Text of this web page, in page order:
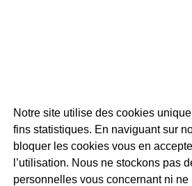
Notre site utilise des cookies
fins statistiques. En naviguant sur
bloquer les cookies vous en
l’utilisation. Nous ne stockons pas
personnelles vous concernant ni ne
Autres